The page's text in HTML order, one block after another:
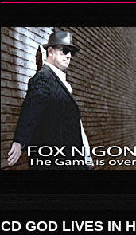
CD GOD LIVES IN